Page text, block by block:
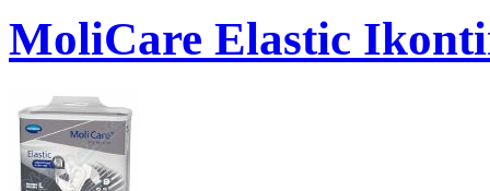
MoliCare Elastic